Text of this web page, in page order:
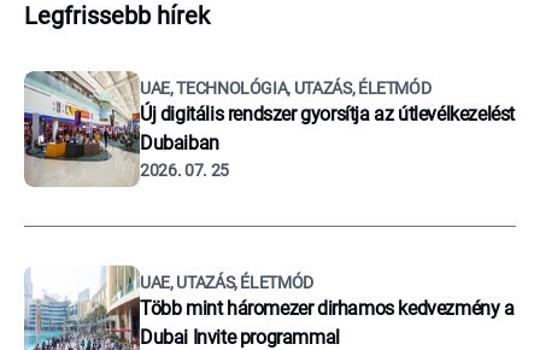
Legfrissebb hírek
UAE, TECHNOLÓGIA, UTAZÁS, ÉLETMÓD
Új digitális rendszer gyorsítja az útlevélkezelést
Dubaiban
2026. 07. 25
UAE, UTAZÁS, ÉLETMÓD
Több mint háromezer dirhamos kedvezmény a
Dubai Invite programmal